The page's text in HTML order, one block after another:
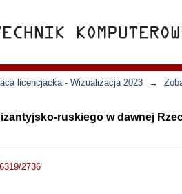
licencjacka - Wizualizacja 2023 →
ruskiego w dawnej
2736